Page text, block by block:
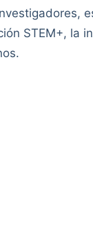
STEM+, la